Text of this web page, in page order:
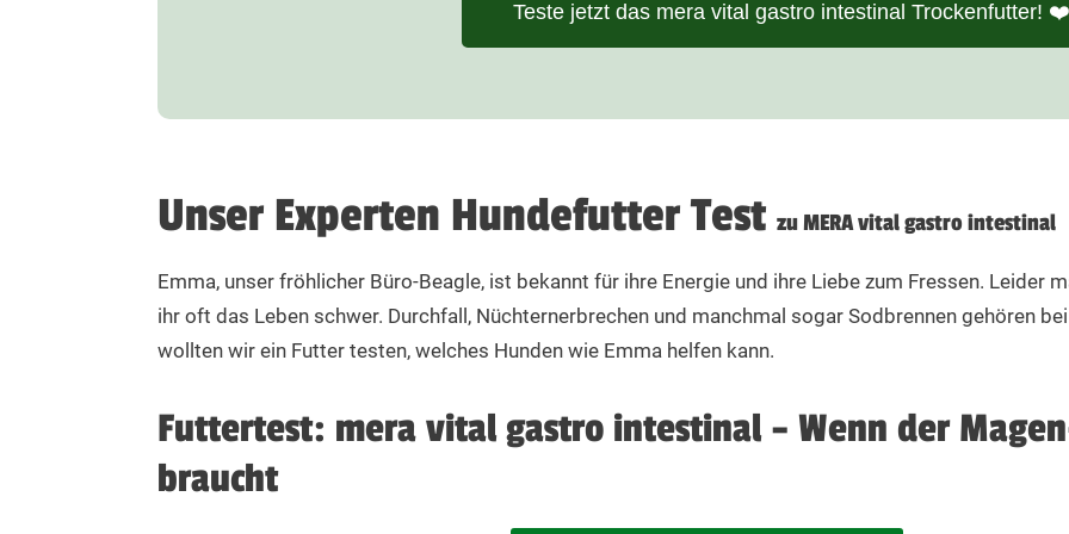
455
80 950
wird eine Fütterungsdauer von 1-2 Wochen empfohlen, zum Ausgleich unzureichender Verdauung wird eine
chronische Insuffizienz der Bauchspeicheldrüse kann eine lebenslange Fütterung erforderlich machen. Es wird
einzuholen. Du kannst vital gastro intestinal Trockenfutter auch angefeuchtet anbieten oder mit vital gastro intestinal
Teste jetzt das mera vital gastro intestinal Trockenfutter!
Unser Experten Hundefutter Test zu MERA vital gastro intestinal
Emma, unser fröhlicher Büro-Beagle, ist bekannt für ihre Energie und ihre Liebe zum Fressen. Leider
ihr oft das Leben schwer. Durchfall, Nüchternerbrechen und manchmal sogar Sodbrennen gehören
wollten wir ein Futter testen, welches Hunden wie Emma helfen kann.
Futtertest: mera vital gastro intestinal – Wenn der
braucht